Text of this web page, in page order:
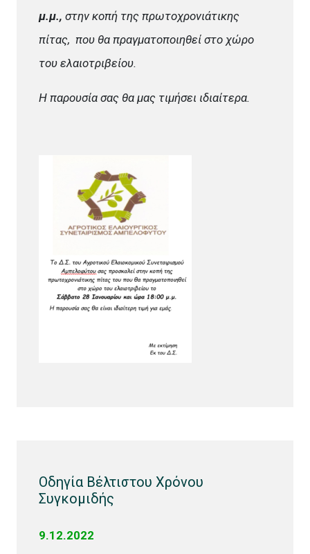
μ.μ., στην κοπή της πρωτοχρονιάτικης
πίτας, που θα πραγματοποιηθεί στο χώρο
του ελαιοτριβείου.
Η παρουσία σας θα μας τιμήσει ιδιαίτερα.
Οδηγία Βέλτιστου Χρόνου
Συγκομιδής
9.12.2022